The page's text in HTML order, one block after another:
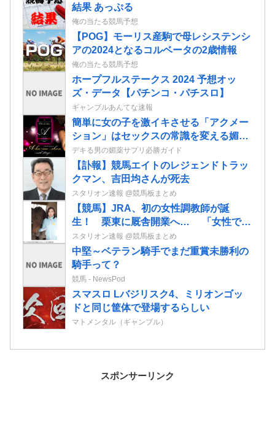
結果 あっぷる
俺の当たる競馬予想
【POG】モーリス産駒で母レシステンシ
アの2024となるコルベータの2歳情報
俺の当たる競馬予想
ホープフルステークス 2024 予想オッ
ズ・データ【パチンコ・パチスロ】
ギャンブルあんてな速報
簡単に女の子を激イキさせる「アクメー
ション」はセックスの常識を変える媚薬
ローションだ！
デキる男の媚薬サプリ必勝ガイド
【訃報】競馬エイトのレジェンドトラッ
クマン、吉田均さんが死去
スタリオン速報 @競馬板まとめ
【競馬】JRA、初の女性調教師が誕
生！ 栗東に厩舎開業へ… 「女性でも
できる仕事だと知ってもらいたい」「長
く愛される馬を育てたい」
スタリオン速報 @競馬板まとめ
中堅～ベテラン騎手でまだ重賞未勝利の
騎手って？
競馬 - NewsPod
スマスロ Lバジリスク4、ミリオンゴッ
ドと同じ筐体で登場するらしい
マトメンタル（ギャンブル）
スポンサーリンク